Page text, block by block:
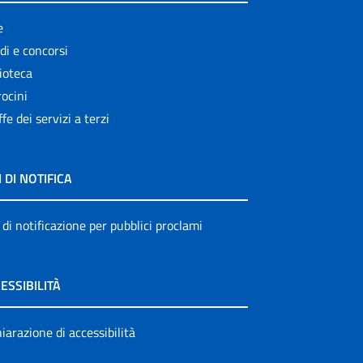
e concorsi
dei servizi a terzi
DI NOTIFICA
notificazione per pubblici proclami
di accessibilità